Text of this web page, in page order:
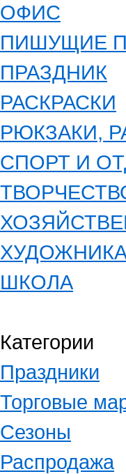
ОФИС
ПИШУЩИЕ
ПРАЗДНИК
РАСКРАСКИ
РЮКЗАКИ,
СПОРТ И
ШКОЛА
Категории
Праздники
Торговые
Сезоны
Распродажа